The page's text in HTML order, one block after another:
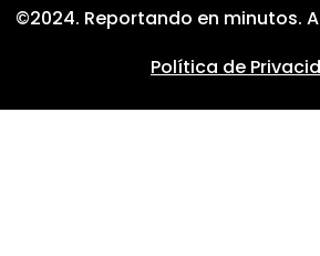
©2024. Reportando en minutos.
Política de